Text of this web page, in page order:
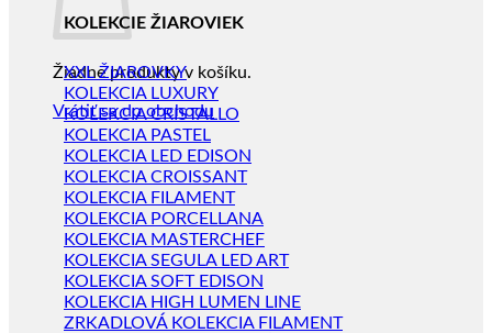
Žiadne produkty v košíku.
Vrátiť sa do obchodu
KOLEKCIE ŽIAROVIEK
XXL ŽIAROVKY
KOLEKCIA LUXURY
KOLEKCIA CRISTALLO
KOLEKCIA PASTEL
KOLEKCIA LED EDISON
KOLEKCIA CROISSANT
KOLEKCIA FILAMENT
KOLEKCIA PORCELLANA
KOLEKCIA MASTERCHEF
KOLEKCIA SEGULA LED ART
KOLEKCIA SOFT EDISON
KOLEKCIA HIGH LUMEN LINE
ZRKADLOVÁ KOLEKCIA FILAMENT